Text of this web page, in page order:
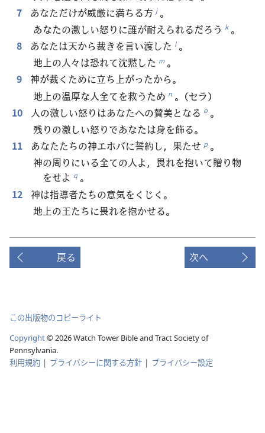
7
あなただけが威厳に満ちる方 j 。
あなたの激しい怒りに誰が耐えられるだろう k 。
8
あなたは天から裁きを言い渡した l 。
地上の人々は恐れて沈黙した m 。
9
神が裁くために立ち上がったから。
地上の温厚な人全てを救うため n 。（セラ）
10
人の激しい怒りはあなたへの賛美となる o 。
残りの激しい怒りであなたは身を飾る。
11
あなたたちの神エホバに誓約し，果たせ p 。
神の周りにいる全ての人よ，畏れを抱いて贈り物
をせよ q 。
12
神は指導者たちの意気をくじく。
地上の王たちに畏れを抱かせる。
戻る 次へ
この出版物のコピーライト
Copyright©2026Watch Tower Bible and Tract Society of
Pennsylvania.
利用規約 | プライバシーに関する方針 | プライバシー設定